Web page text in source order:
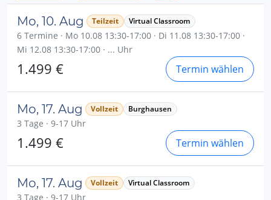
Mo, 10. Aug Teilzeit Virtual Classroom
6 Termine · Mo 10.08 13:30-17:00 · Di 11.08 13:30-17:00 ·
Mi 12.08 13:30-17:00 · ... Uhr
1.499 € Termin wählen
Mo, 17. Aug Vollzeit Burghausen
3 Tage · 9-17 Uhr
1.499 € Termin wählen
Mo, 17. Aug Vollzeit Virtual Classroom
3 Tage · 9-17 Uhr